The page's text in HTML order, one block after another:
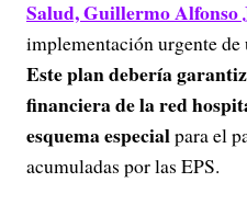
Salud, Guillermo Alfonso
implementación urgente
Este plan debería
financiera de la red
esquema especialpara el
acumuladas por las EPS.